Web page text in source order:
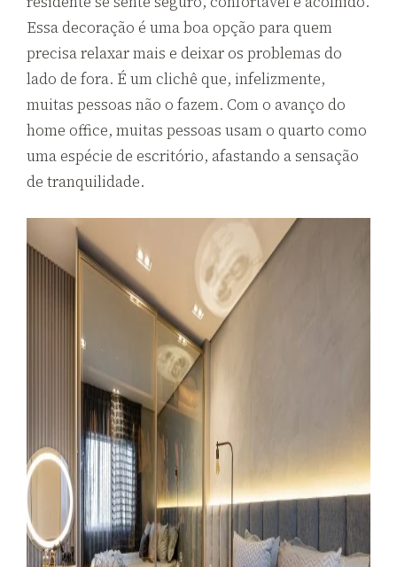
Essa decoração é uma boa opção para quem
precisa relaxar mais e deixar os problemas do
lado de fora. É um clichê que, infelizmente,
muitas pessoas não o fazem. Com o avanço do
home office, muitas pessoas usam o quarto como
uma espécie de escritório, afastando a sensação
de tranquilidade.